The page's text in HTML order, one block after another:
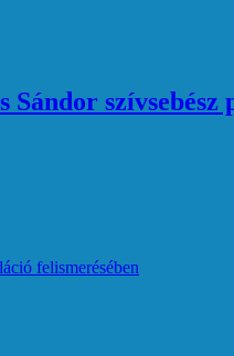
szívsebész
felismerésében